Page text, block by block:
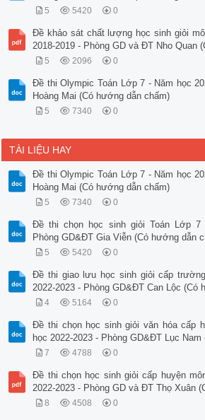
5 5420 0
Đề khảo sát chất lượng học sinh giỏi
2018-2019 - Phòng GD và ĐT Nho Quan
5 2096 0
Đề thi Olympic Toán Lớp 7 - Năm học
Hoàng Mai (Có hướng dẫn chấm)
5 7340 0
TÀI LIỆU HAY
Đề thi Olympic Toán Lớp 7 - Năm học
Hoàng Mai (Có hướng dẫn chấm)
5 7340 0
Đề thi chọn học sinh giỏi Toán Lớp 7
Phòng GD&ĐT Gia Viễn (Có hướng dẫn
5 5420 0
Đề thi giao lưu học sinh giỏi cấp
2022-2023 - Phòng GD&ĐT Can Lộc (Có
4 5164 0
Đề thi chọn học sinh giỏi văn hóa cấp
học 2022-2023 - Phòng GD&ĐT Lục Nam
7 4788 0
Đề thi chọn học sinh giỏi cấp huyện
2022-2023 - Phòng GD và ĐT Thọ Xuân
8 4508 0